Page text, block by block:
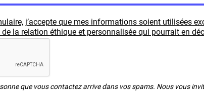
j’accepte que mes informations soient utilisées
la relation éthique et personnalisée qui pourrait en
que vous contactez arrive dans vos spams. Nous vous